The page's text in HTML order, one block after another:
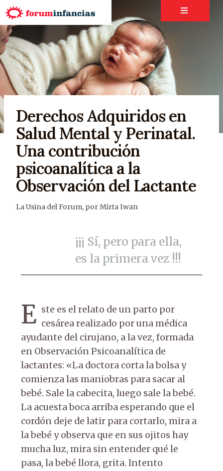
Derechos Adquiridos en
Salud Mental y Perinatal.
Una contribución
psicoanalítica a la
Observación del Lactante
La Usina del Forum, por Mirta Iwan
¡¡¡ Sí, pero para ella,
es la primera vez !!!
E ste es el relato de un parto por
cesárea realizado por una médica
ayudante del cirujano, a la vez, formada
en Observación Psicoanalítica de
lactantes: «La doctora corta la bolsa y
comienza las maniobras para sacar al
bebé. Sale la cabecita, luego sale la bebé.
La acuesta boca arriba esperando que el
cordón deje de latir para cortarlo, mira a
la bebé y observa que en sus ojitos hay
mucha luz, mira sin entender qué le
pasa, la bebé llora, grita. Intento